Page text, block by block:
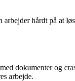
hårdt på at
dokumenter og
arbejde.